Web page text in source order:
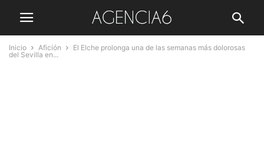
Inicio Afición
El Elche prolonga una de las semanas más dolorosas
del Sevilla en...